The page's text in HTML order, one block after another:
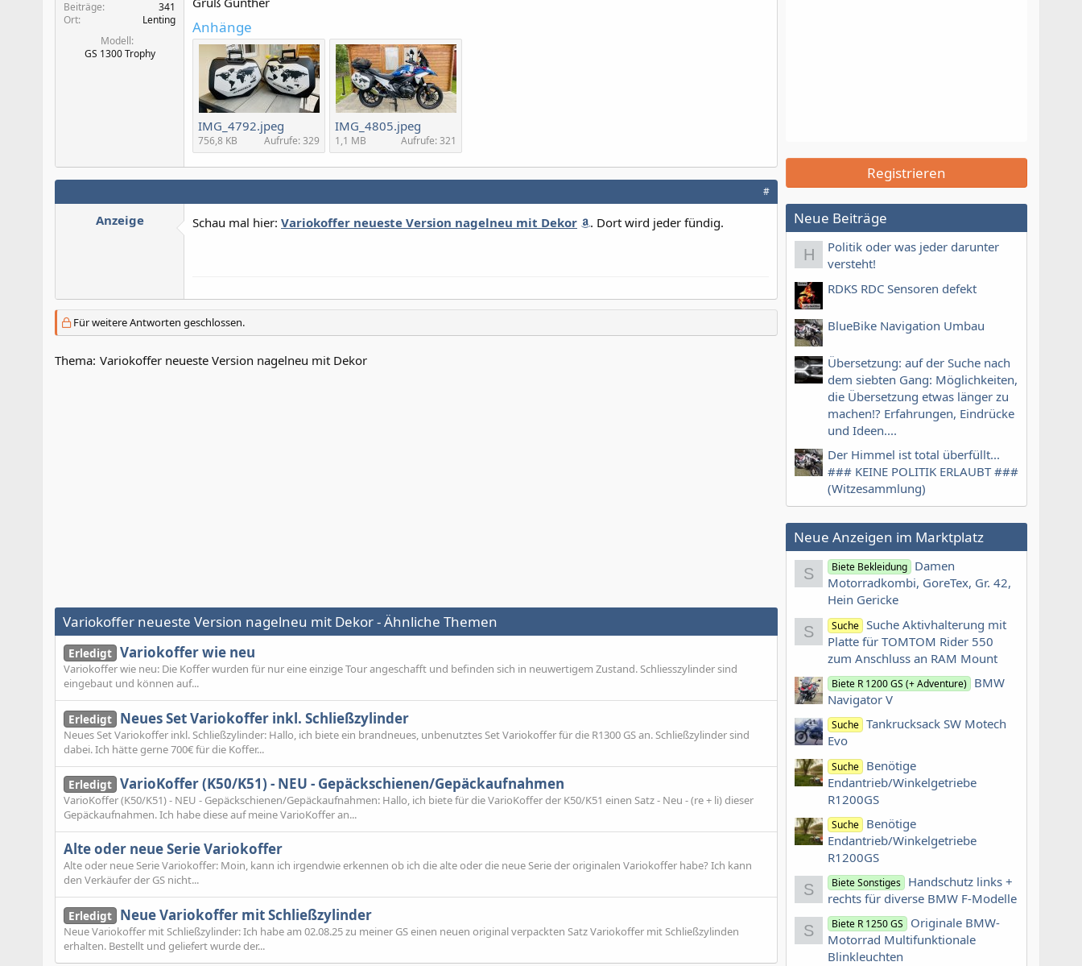
Beiträge
341
Ort
Lenting
Modell
GS 1300 Trophy
Anhänge
IMG_4792.jpeg
756,8 KB Aufrufe: 329
IMG_4805.jpeg
1,1 MB Aufrufe: 321
#
Anzeige Schau mal hier: Variokoffer neueste Version nagelneu mit Dekor . Dort wird jeder fündig.
Für weitere Antworten geschlossen.
Thema: Variokoffer neueste Version nagelneu mit Dekor
Variokoffer neueste Version nagelneu mit Dekor - Ähnliche Themen
Erledigt Variokoffer wie neu
Variokoffer wie neu: Die Koffer wurden für nur eine einzige Tour angeschafft und befinden sich in neuwertigem Zustand. Schliesszylinder sind
eingebaut und können auf...
Erledigt Neues Set Variokoffer inkl. Schließzylinder
Neues Set Variokoffer inkl. Schließzylinder: Hallo, ich biete ein brandneues, unbenutztes Set Variokoffer für die R1300 GS an. Schließzylinder sind
dabei. Ich hätte gerne 700€ für die Koffer...
Erledigt VarioKoffer (K50/K51) - NEU - Gepäckschienen/Gepäckaufnahmen
VarioKoffer (K50/K51) - NEU - Gepäckschienen/Gepäckaufnahmen: Hallo, ich biete für die VarioKoffer der K50/K51 einen Satz - Neu - (re + li) dieser
Gepäckaufnahmen. Ich habe diese auf meine VarioKoffer an...
Alte oder neue Serie Variokoffer
Alte oder neue Serie Variokoffer: Moin, kann ich irgendwie erkennen ob ich die alte oder die neue Serie der originalen Variokoffer habe? Ich kann
den Verkäufer der GS nicht...
Erledigt Neue Variokoffer mit Schließzylinder
Neue Variokoffer mit Schließzylinder: Ich habe am 02.08.25 zu meiner GS einen neuen original verpackten Satz Variokoffer mit Schließzylinden
erhalten. Bestellt und geliefert wurde der...
Registrieren
Neue Beiträge
H
Politik oder was jeder darunter
versteht!
RDKS RDC Sensoren defekt
BlueBike Navigation Umbau
Übersetzung: auf der Suche nach
dem siebten Gang: Möglichkeiten,
die Übersetzung etwas länger zu
machen!? Erfahrungen, Eindrücke
und Ideen....
Der Himmel ist total überfüllt...
### KEINE POLITIK ERLAUBT ###
(Witzesammlung)
Neue Anzeigen im Marktplatz
S Biete Bekleidung Damen
Motorradkombi, GoreTex, Gr. 42,
Hein Gericke
S Suche Suche Aktivhalterung mit
Platte für TOMTOM Rider 550
zum Anschluss an RAM Mount
Biete R 1200 GS (+ Adventure) BMW
Navigator V
Suche Tankrucksack SW Motech
Evo
Suche Benötige
Endantrieb/Winkelgetriebe
R1200GS
Suche Benötige
Endantrieb/Winkelgetriebe
R1200GS
S Biete Sonstiges Handschutz links +
rechts für diverse BMW F-Modelle
S Biete R 1250 GS
Originale BMW-
Motorrad Multifunktionale
Blinkleuchten